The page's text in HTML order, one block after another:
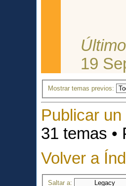
19
Mostrar temas previos:
Publicar
31 temas •
Volver a
Saltar a: